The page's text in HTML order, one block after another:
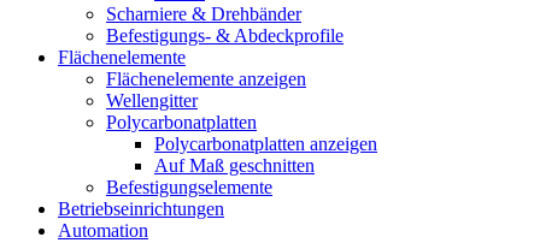
Scharniere & Drehbänder
Befestigungs- & Abdeckprofile
Flächenelemente
Flächenelemente anzeigen
Wellengitter
Polycarbonatplatten
Polycarbonatplatten anzeigen
Auf Maß geschnitten
Befestigungselemente
Betriebseinrichtungen
Automation